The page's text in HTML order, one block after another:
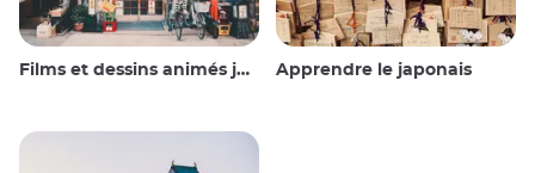
Films et dessins animés japonais Apprendre le japonais